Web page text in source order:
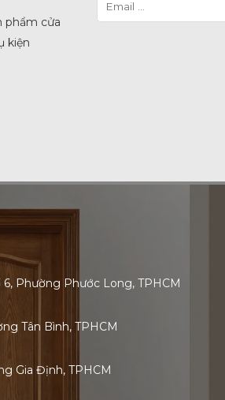
phẩm cửa
kiện
Phường Phước Long, TPHCM
Tân Bình, TPHCM
Gia Định, TPHCM